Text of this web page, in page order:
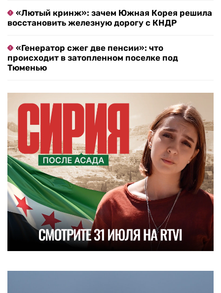
«Лютый кринж»: зачем Южная Корея решила
восстановить железную дорогу с КНДР
«Генератор сжег две пенсии»: что
происходит в затопленном поселке под
Тюменью